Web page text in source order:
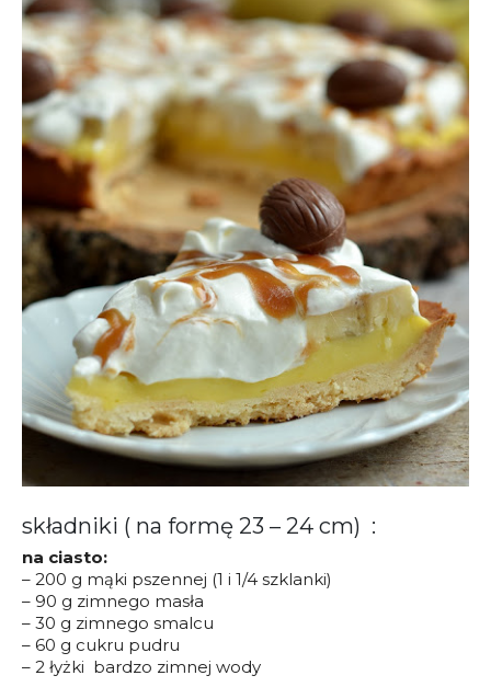
składniki ( na formę 23 – 24 cm) :
na ciasto:
– 200 g mąki pszennej (1 i 1/4 szklanki)
– 90 g zimnego masła
– 30 g zimnego smalcu
– 60 g cukru pudru
– 2 łyżki bardzo zimnej wody